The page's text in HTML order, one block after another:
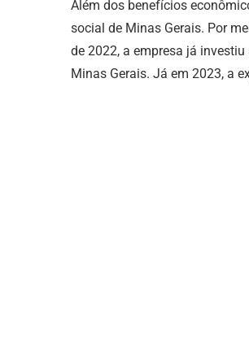
Além dos benefícios
social de Minas Gerais. Por
de 2022, a empresa já
Minas Gerais. Já em 2023, a